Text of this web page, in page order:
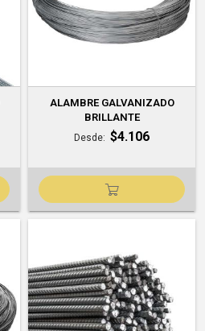
ALAMBRE GALVANIZADO
BRILLANTE
Desde $4.106